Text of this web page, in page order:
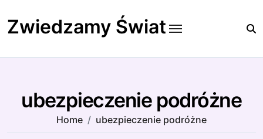
to
content
Zwiedzamy Świat
ubezpieczenie podróżne
Home ubezpieczenie podróżne